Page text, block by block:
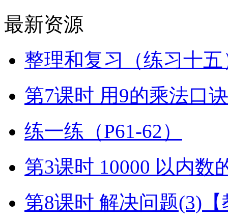
最新资源
整理和复习（练习十五
第7课时 用9的乘法口
练一练（P61-62）
第3课时 10000 以内数
第8课时 解决问题(3)